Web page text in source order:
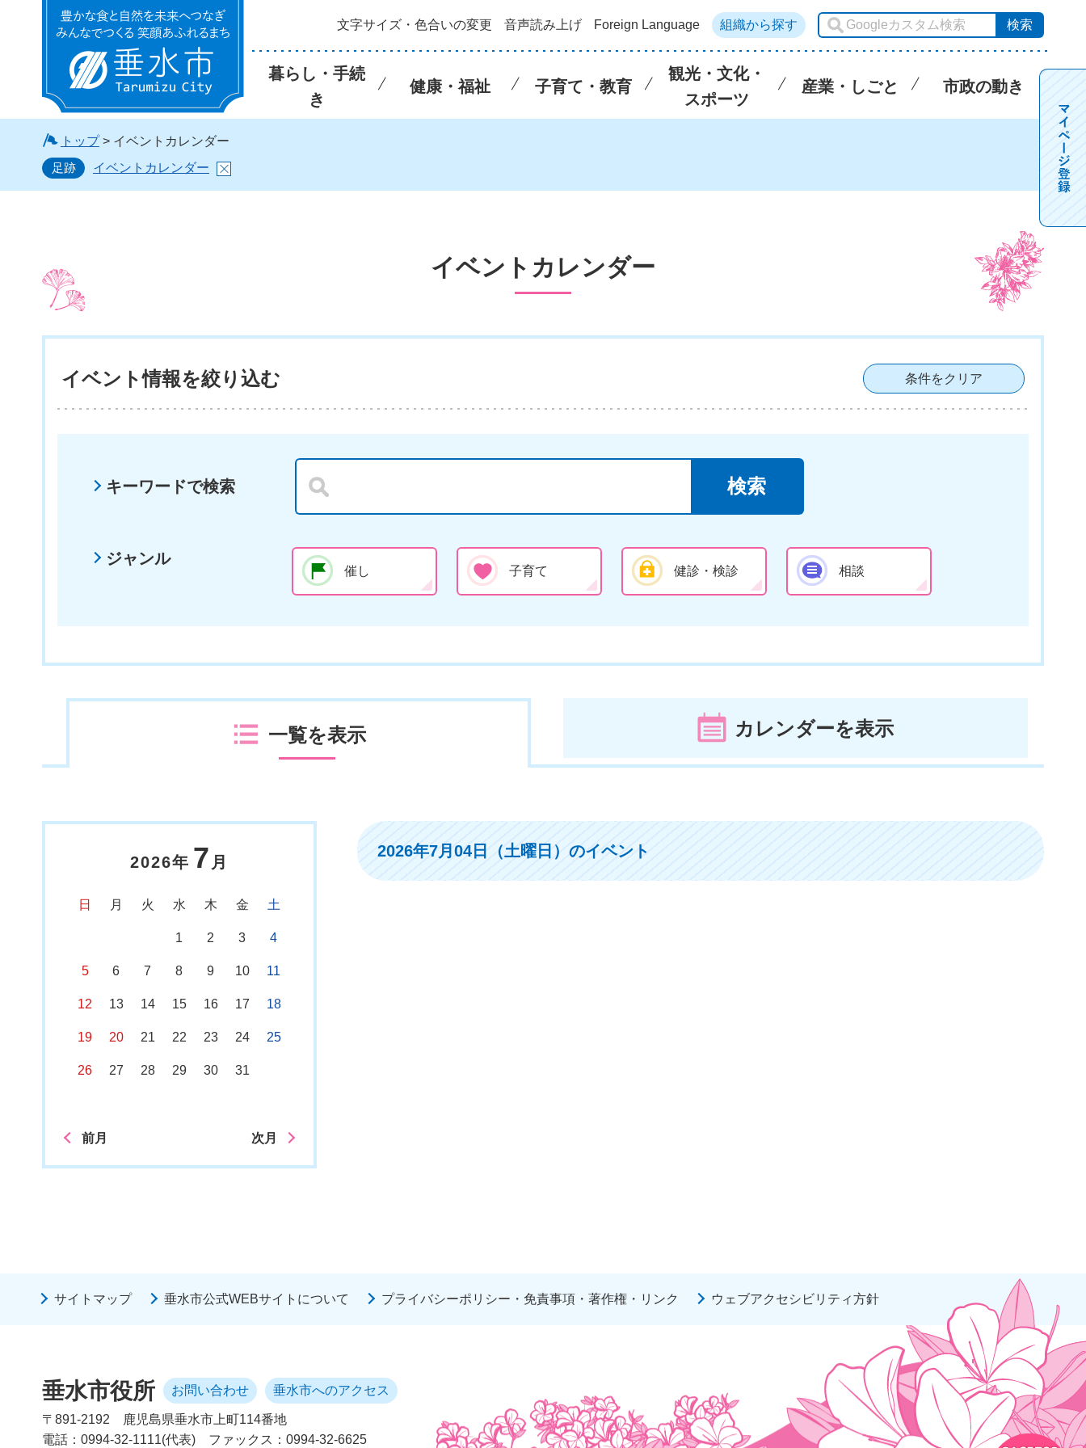
垂水市 文字サイズ・色合いの変更 音声読み上げ Foreign Language 組織から探す
暮らし・手続
き
健康・福祉 子育て・教育
観光・文化・
スポーツ
産業・しごと 市政の動き
トップ> イベントカレンダー
足跡
イベントカレンダー
イベントカレンダー
イベント情報を絞り込む 条件をクリア
キーワードで検索
ジャンル
催し 子育て 健診・検診 相談
一覧を表示 カレンダーを表示
2026年 7 月
日 月 火 水 木 金 土
1 2 3 4
5 6 7 8 9 10 11
12 13 14 15 16 17 18
19 20 21 22 23 24 25
26 27 28 29 30 31
前月 次月
2026年7月04日（土曜日）のイベント
サイトマップ 垂水市公式WEBサイトについて プライバシーポリシー・免責事項・著作権・リンク ウェブアクセシビリティ方針
垂水市役所 お問い合わせ 垂水市へのアクセス
〒891-2192
鹿児島県垂水市上町114番地
電話：0994-32-1111(代表)
ファックス：0994-32-6625